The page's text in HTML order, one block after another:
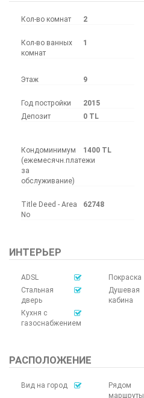
Кол-во комнат 2
Кол-во ванных
комнат
1
Этаж 9
Год постройки 2015
Депозит
0 TL
Кондоминимум
(ежемесячн.платежи
за
обслуживание)
1400 TL
Title Deed - Area
No
62748
ИНТЕРЬЕР
ADSL
Покраска
Стальная
дверь
Душевая
кабина
Кухня с
газоснабжением
РАСПОЛОЖЕНИЕ
Вид на город
Рядом
маршруты